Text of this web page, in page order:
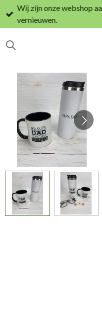
Ga
direct
de
Wij zijn onze webshop
vernieuwen.